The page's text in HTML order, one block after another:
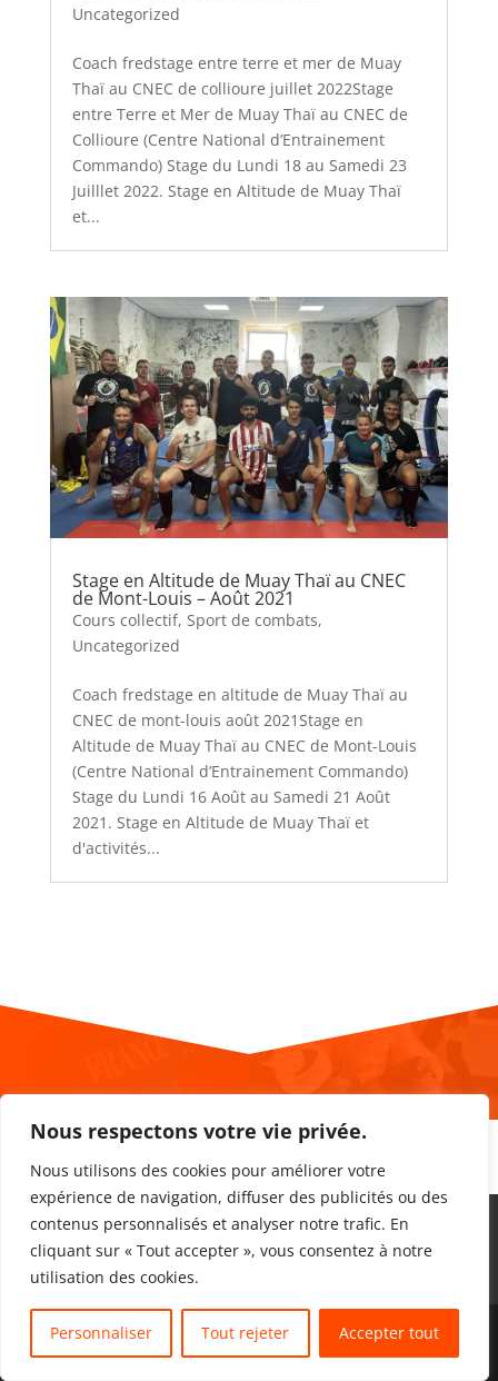
Nous respectons votre vie privée.
Nous utilisons des cookies pour améliorer votre
expérience de navigation, diffuser des publicités ou des
contenus personnalisés et analyser notre trafic. En
cliquant sur « Tout accepter », vous consentez à notre
utilisation des cookies.
Personnaliser Tout rejeter Accepter tout
Uncategorized
Coach fredstage entre terre et mer de Muay
Thaï au CNEC de collioure juillet 2022Stage
entre Terre et Mer de Muay Thaï au CNEC de
Collioure (Centre National d’Entrainement
Commando) Stage du Lundi 18 au Samedi 23
Juilllet 2022. Stage en Altitude de Muay Thaï
et...
Stage en Altitude de Muay Thaï au CNEC
de Mont-Louis – Août 2021
Cours collectif, Sport de combats,
Uncategorized
Coach fredstage en altitude de Muay Thaï au
CNEC de mont-louis août 2021Stage en
Altitude de Muay Thaï au CNEC de Mont-Louis
(Centre National d’Entrainement Commando)
Stage du Lundi 16 Août au Samedi 21 Août
2021. Stage en Altitude de Muay Thaï et
d'activités...
Accueil Les prestations
Les actualités
Les athlètes de la team
Les partenaires